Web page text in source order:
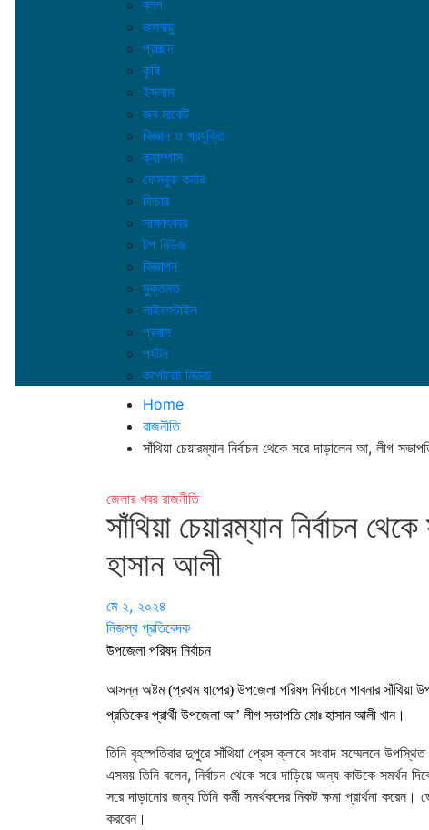
ব্লগ
জলবায়ু
প্রচ্ছদ
কৃষি
ইসলাম
জব মার্কেট
বিজ্ঞান ও প্রযুক্তি
ক্যাম্পাস
ফেসবুক কর্নার
ফিচার
সাক্ষাৎকার
টপ নিউজ
বিজ্ঞাপন
মুক্তমত
লাইফস্টাইল
প্রবাস
পর্যটন
কর্পোরেট নিউজ
Home
রাজনীতি
সাঁথিয়া চেয়ারম্যান নির্বাচন থেকে সরে দাড়ালেন আ, লীগ
জেলার খবর রাজনীতি
সাঁথিয়া চেয়ারম্যান নির্বাচন
হাসান আলী
মে ২, ২০২৪
নিজস্ব প্রতিবেদক
উপজেলা পরিষদ নির্বাচন
আসন্ন অষ্টম (প্রথম ধাপের) উপজেলা পরিষদ নির্বাচনে পাবনার সাঁথিয়া
প্রতিকের প্রার্থী উপজেলা আ’ লীগ সভাপতি মোঃ হাসান আলী খান।
তিনি বৃহস্পতিবার দুপুরে সাঁথিয়া প্রেস ক্লাবে সংবাদ সম্মেলনে
এসময় তিনি বলেন, নির্বাচন থেকে সরে দাড়িয়ে অন্য কাউকে সমর্থন
সরে দাড়ানোর জন্য তিনি কর্মী সমর্থকদের নিকট ক্ষমা প্রার্থনা
করবেন।